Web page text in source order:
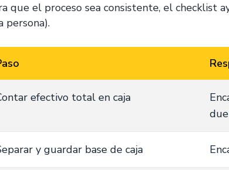
que el proceso sea consistente, el checklist
persona).
efectivo total en caja
y guardar base de caja